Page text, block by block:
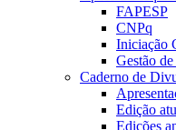
FAPESP
CNPq
Iniciação
Gestão
Caderno de
Edição
Edições